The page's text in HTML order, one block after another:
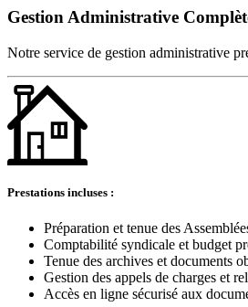
Gestion Administrative
Notre service de gestion administrative
Prestations incluses :
Préparation et tenue des
Comptabilité syndicale et budget
Tenue des archives et documents
Gestion des appels de charges et
Accès en ligne sécurisé aux